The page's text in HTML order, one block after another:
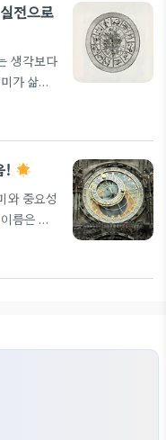
전으로
생각보다
가 삶의
에서 활
한다. 각
체크리
지를 바
는 데 있
오행이
!
와 중요성
름은 그
잘 지
름짓기와